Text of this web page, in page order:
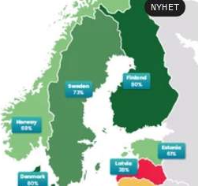
NYHET